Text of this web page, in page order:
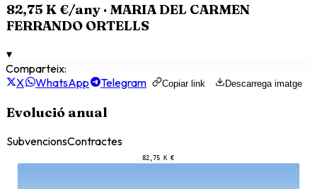
82,75 K €/any · MARIA DEL CARMEN
FERRANDO ORTELLS
▾
Comparteix:
X
WhatsApp Telegram Copiar link Descarrega imatge
Evolució anual
SubvencionsContractes
82,75 K €